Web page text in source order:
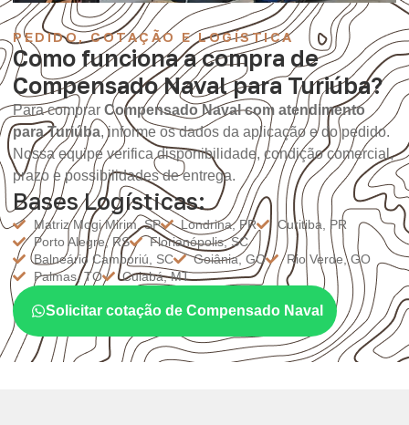
PEDIDO, COTAÇÃO E LOGÍSTICA
Como funciona a compra de
Compensado Naval para Turiúba?
Para comprar Compensado Naval com atendimento
para Turiúba, informe os dados da aplicação e do pedido.
Nossa equipe verifica disponibilidade, condição comercial,
prazo e possibilidades de entrega.
Bases Logísticas:
Matriz Mogi Mirim, SP Londrina, PR
Curitiba, PR
Porto Alegre, RS
Florianópolis, SC
Balneário Camboriú, SC
Goiânia, GO
Rio Verde, GO
Palmas, TO
Cuiabá, MT
Solicitar cotação de Compensado Naval